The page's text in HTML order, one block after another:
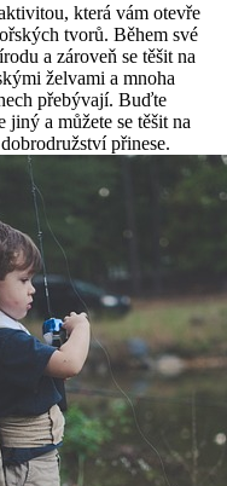
která ⁢vám otevře
tvorů.​ Během své
a zároveň se ‍těšit na
želvami a mnoha‌
přebývají. Buďte
a můžete se těšit na
‌přinese.